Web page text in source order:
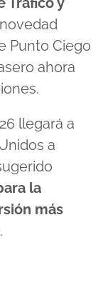
Punto Ciego
ahora
llegará a
a
la
más
.